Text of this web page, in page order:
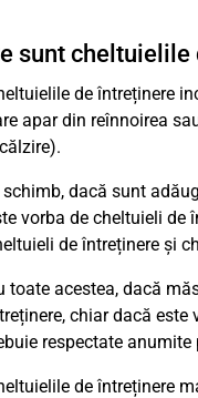
sunt
de întreținere
apar din reînnoirea
schimb, dacă sunt
vorba de cheltuieli de
de întreținere și
toate acestea, dacă
chiar dacă
respectate
de întreținere